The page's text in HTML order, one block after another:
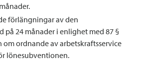
förlängningar av den
på 24 månader i enlighet med 87 §
om ordnande av arbetskraftsservice
lönesubventionen.